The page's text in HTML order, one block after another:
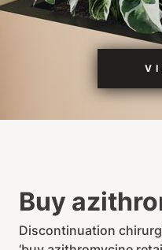
Buy
Discontinuation